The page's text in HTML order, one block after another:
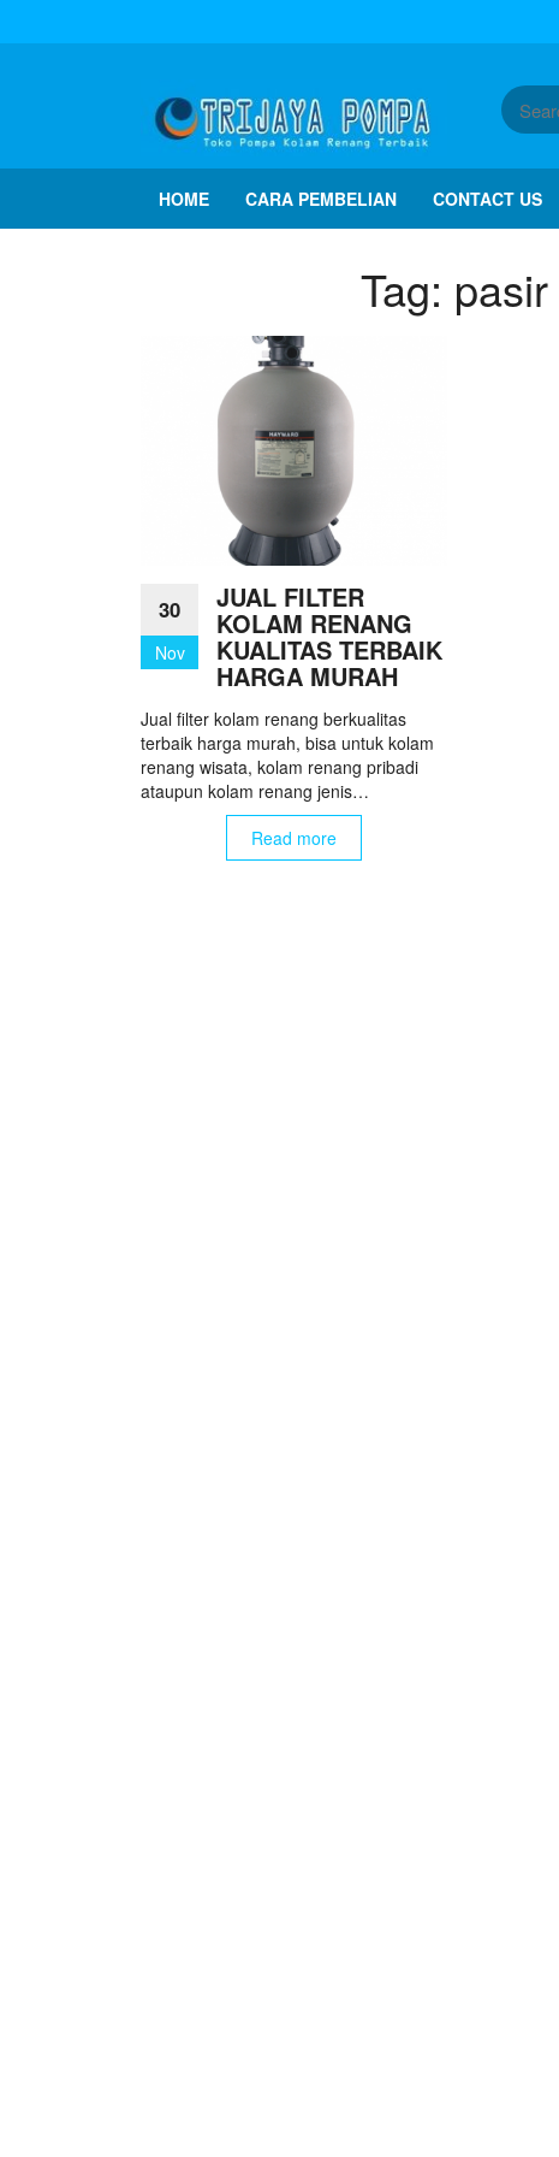
HOME CARA PEMBELIAN CONTACT US
Tag:
30
Nov
JUAL FILTER
KOLAM RENANG
KUALITAS TERBAIK
HARGA MURAH
Jual filter kolam renang berkualitas
terbaik harga murah, bisa untuk kolam
renang wisata, kolam renang pribadi
ataupun kolam renang jenis…
Read more